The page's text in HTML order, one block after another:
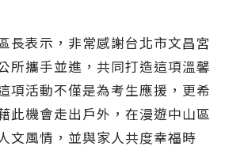
長表示，非常感謝台北市文昌宮
所攜手並進，共同打造這項溫馨
項活動不僅是為考生應援，更希
此機會走出戶外，在漫遊中山區
文風情，並與家人共度幸福時